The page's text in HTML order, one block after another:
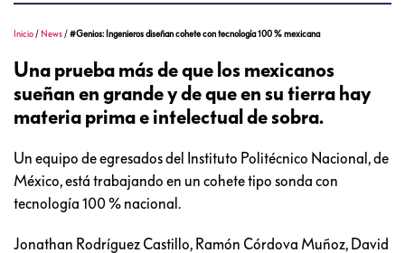
Inicio / News /#Genios: Ingenieros diseñan cohete con tecnología 100 % mexicana
Una prueba más de que los mexicanos
sueñan en grande y de que en su tierra hay
materia prima e intelectual de sobra.
Un equipo de egresados del Instituto Politécnico Nacional, de
México, está trabajando en un cohete tipo sonda con
tecnología 100 % nacional.
Jonathan Rodríguez Castillo, Ramón Córdova Muñoz, David